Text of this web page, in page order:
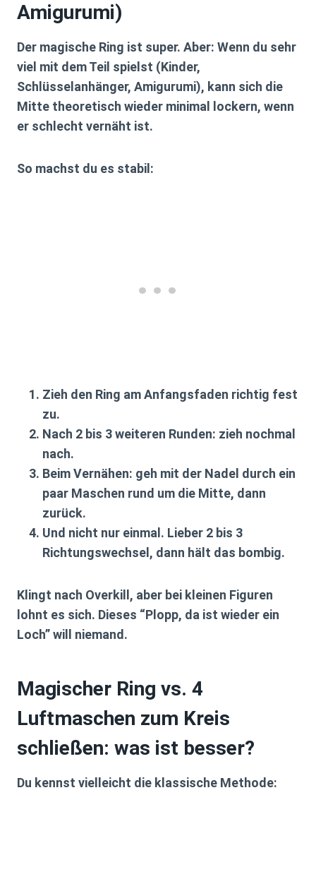
Amigurumi)
Der magische Ring ist super. Aber: Wenn du sehr
viel mit dem Teil spielst (Kinder,
Schlüsselanhänger, Amigurumi), kann sich die
Mitte theoretisch wieder minimal lockern, wenn
er schlecht vernäht ist.
So machst du es stabil:
Zieh den Ring am Anfangsfaden richtig fest
zu.
Nach 2 bis 3 weiteren Runden: zieh nochmal
nach.
Beim Vernähen: geh mit der Nadel durch ein
paar Maschen rund um die Mitte, dann
zurück.
Und nicht nur einmal. Lieber 2 bis 3
Richtungswechsel, dann hält das bombig.
Klingt nach Overkill, aber bei kleinen Figuren
lohnt es sich. Dieses “Plopp, da ist wieder ein
Loch” will niemand.
Magischer Ring vs. 4
Luftmaschen zum Kreis
schließen: was ist besser?
Du kennst vielleicht die klassische Methode: